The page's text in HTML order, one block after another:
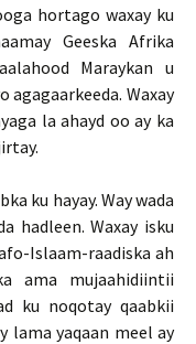
hortago waxay ku
Geeska Afrika
Maraykan u
Waxay
la ahayd oo ay ka
ku hayay. Way wada
hadleen. Waxay isku
Islaam-raadiska ah
ama mujaahidiintii
ku noqotay qaabkii
lama yaqaan meel ay